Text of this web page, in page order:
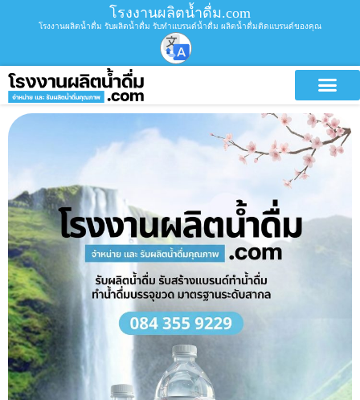
โรงงานผลิตน้ำดื่ม.com
โรงงานผลิตน้ำดื่ม รับผลิตน้ำดื่ม รับทำแบรนด์น้ำดื่ม ผลิตน้ำดื่มติดแบรนด์ของคุณ